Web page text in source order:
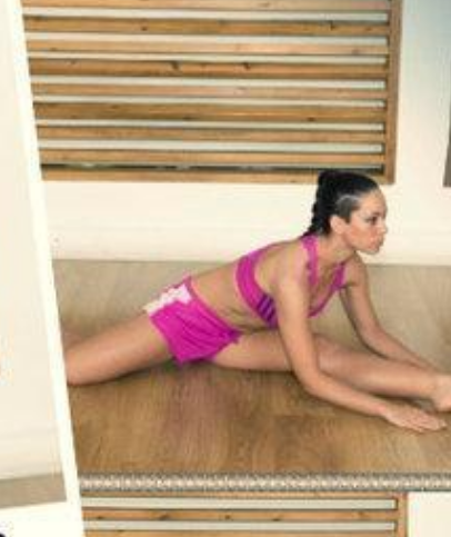
κοντά στη θάλασσα
χώρο στον
Pilates by Mandy
FACEBOOK N.ΨΥΧΙΚΟΥ
Pilates by Mandy
FACEBOOK N.ΜΑΚΡΗΣ
Pilates by Mandy
FACEBOOK ΚΟΡΥΔΑΛΛΟΥ
Pilates by Mandy
FACEBOOK ΠΕΡΙΣΤΕΡΊΟΥ
Pilates by Mandy
FACEBOOK ΠΕΎΚΗΣ
ΚΑΝΑΛΙ YOUTUBE